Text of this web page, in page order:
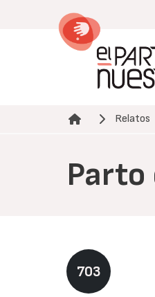
Ruta de navegación
Relatos
Parto
703